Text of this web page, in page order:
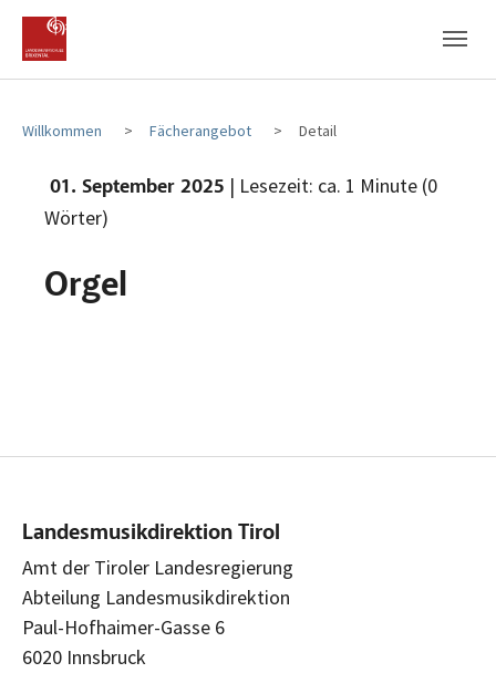
Zum Hauptinhalt
Zum Fußbereich
Willkommen Fächerangebot Detail
01. September 2025 | Lesezeit: ca. 1 Minute (0
Wörter)
Orgel
Landesmusikdirektion Tirol
Amt der Tiroler Landesregierung
Abteilung Landesmusikdirektion
Paul-Hofhaimer-Gasse 6
6020 Innsbruck